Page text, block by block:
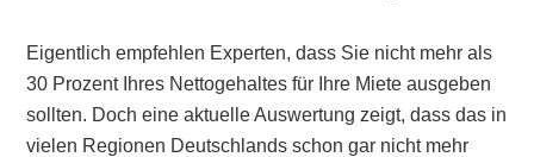
Eigentlich empfehlen Experten, dass Sie nicht mehr als
30 Prozent Ihres Nettogehaltes für Ihre Miete ausgeben
sollten. Doch eine aktuelle Auswertung zeigt, dass das in
vielen Regionen Deutschlands schon gar nicht mehr